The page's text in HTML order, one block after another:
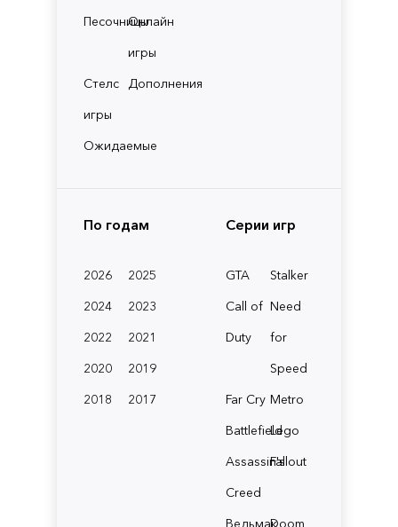
ПесочницыОнлайн
игры
Стелс
игры
Дополнения
Ожидаемые
По годам
2026
2025
2024
2023
2022
2021
2020
2019
2018
2017
Серии игр
GTA
Stalker
Call of
Duty
Need
for
Speed
Far Cry Metro
BattlefieldLego
Assassin's
Creed
Fallout
ВедьмакDoom